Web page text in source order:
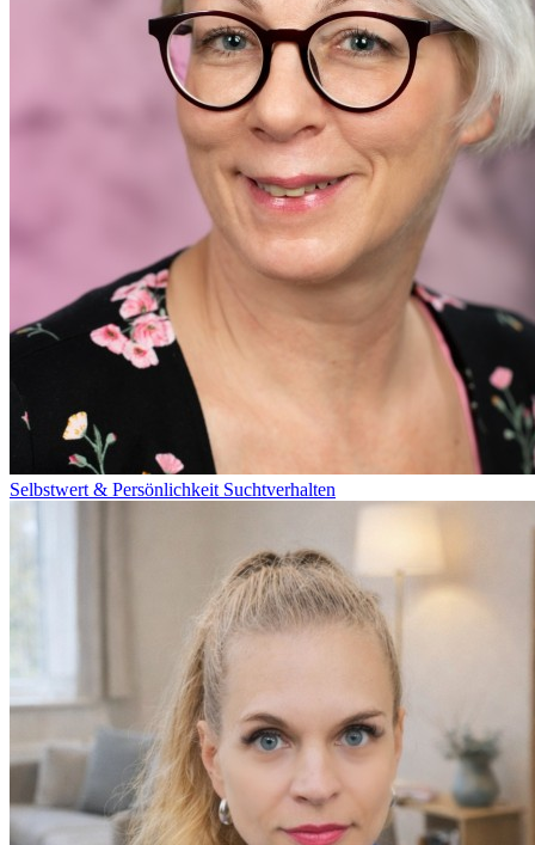
Selbstwert & Persönlichkeit Suchtverhalten